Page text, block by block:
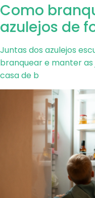
Como
azulejos de
Juntas dos azulejos
branquear e manter
casa de b